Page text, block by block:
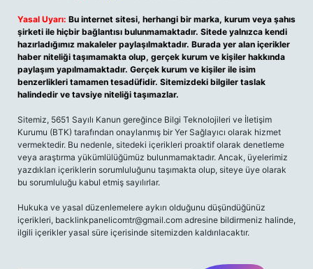
Yasal Uyarı: Bu internet sitesi, herhangi bir marka, kurum veya şahıs
şirketi ile hiçbir bağlantısı bulunmamaktadır. Sitede yalnızca kendi
hazırladığımız makaleler paylaşılmaktadır. Burada yer alan içerikler
haber niteliği taşımamakta olup, gerçek kurum ve kişiler hakkında
paylaşım yapılmamaktadır. Gerçek kurum ve kişiler ile isim
benzerlikleri tamamen tesadüfidir. Sitemizdeki bilgiler taslak
halindedir ve tavsiye niteliği taşımazlar.
Sitemiz, 5651 Sayılı Kanun gereğince Bilgi Teknolojileri ve İletişim
Kurumu (BTK) tarafından onaylanmış bir Yer Sağlayıcı olarak hizmet
vermektedir. Bu nedenle, sitedeki içerikleri proaktif olarak denetleme
veya araştırma yükümlülüğümüz bulunmamaktadır. Ancak, üyelerimiz
yazdıkları içeriklerin sorumluluğunu taşımakta olup, siteye üye olarak
bu sorumluluğu kabul etmiş sayılırlar.
Hukuka ve yasal düzenlemelere aykırı olduğunu düşündüğünüz
içerikleri, backlinkpanelicomtr@gmail.com adresine bildirmeniz halinde,
ilgili içerikler yasal süre içerisinde sitemizden kaldırılacaktır.